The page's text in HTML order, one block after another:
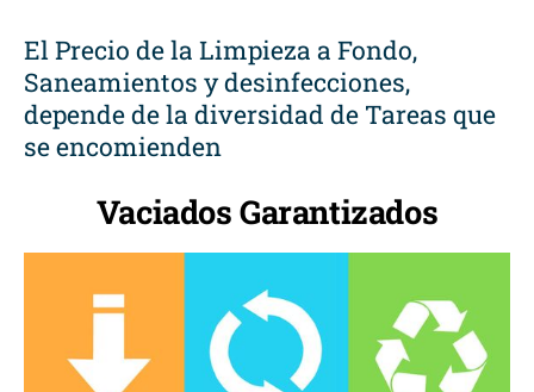
El Precio de la Limpieza a Fondo,
Saneamientos y desinfecciones,
depende de la diversidad de Tareas que
se encomienden
Vaciados Garantizados